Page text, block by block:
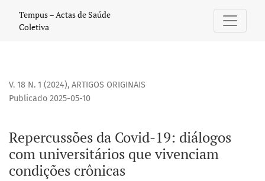
Tempus – Actas de Saúde
Coletiva
V. 18 N. 1 (2024), ARTIGOS ORIGINAIS
Repercussões da Covid-19: diálogos
com universitários que vivenciam
condições crônicas
Publicado 2025-05-10